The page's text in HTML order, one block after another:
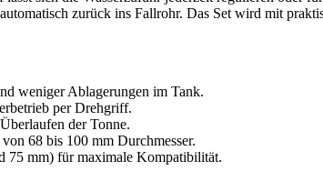
zurück ins Fallrohr. Das Set wird mit
weniger Ablagerungen im Tank.
per Drehgriff.
der Tonne.
68 bis 100 mm Durchmesser.
75 mm) für maximale Kompatibilität.